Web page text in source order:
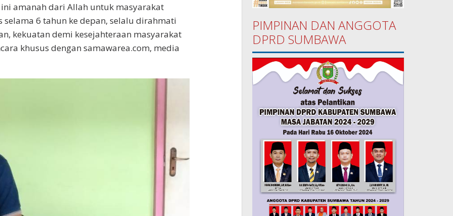
amanah dari Allah untuk masyarakat
selama 6 tahun ke depan, selalu dirahmati
kekuatan demi kesejahteraan masyarakat
khusus dengan samawarea.com, media
PIMPINAN DAN ANGGOTA
DPRD SUMBAWA